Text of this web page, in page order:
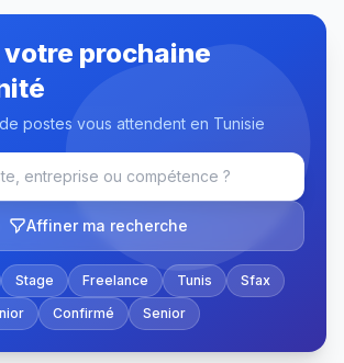
prochaine
postes vous attendent en Tunisie
Affiner ma recherche
Stage Freelance Tunis
Sfax
Confirmé Senior